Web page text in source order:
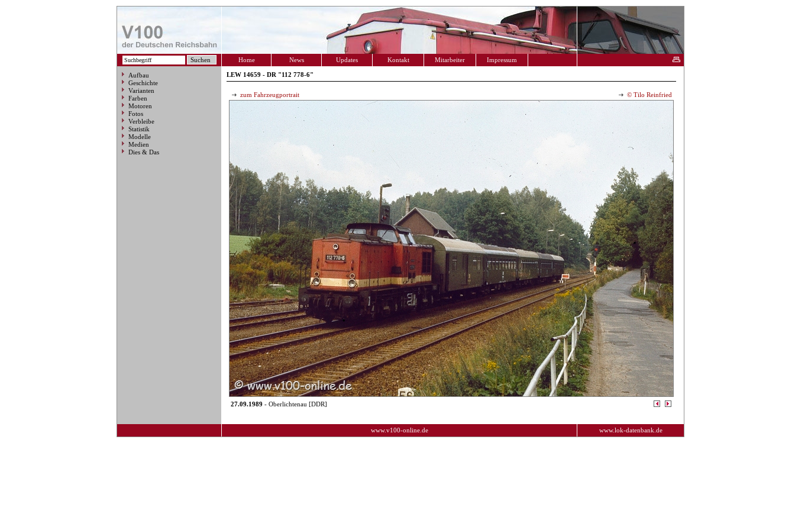
Home News Updates Kontakt Mitarbeiter Impressum
Aufbau
Geschichte
Varianten
Farben
Motoren
Fotos
Verbleibe
Statistik
Modelle
Medien
Dies & Das
LEW 14659 - DR "112 778-6"
zum Fahrzeugportrait © Tilo Reinfried
27.09.1989 - Oberlichtenau [DDR]
www.v100-online.de www.lok-datenbank.de